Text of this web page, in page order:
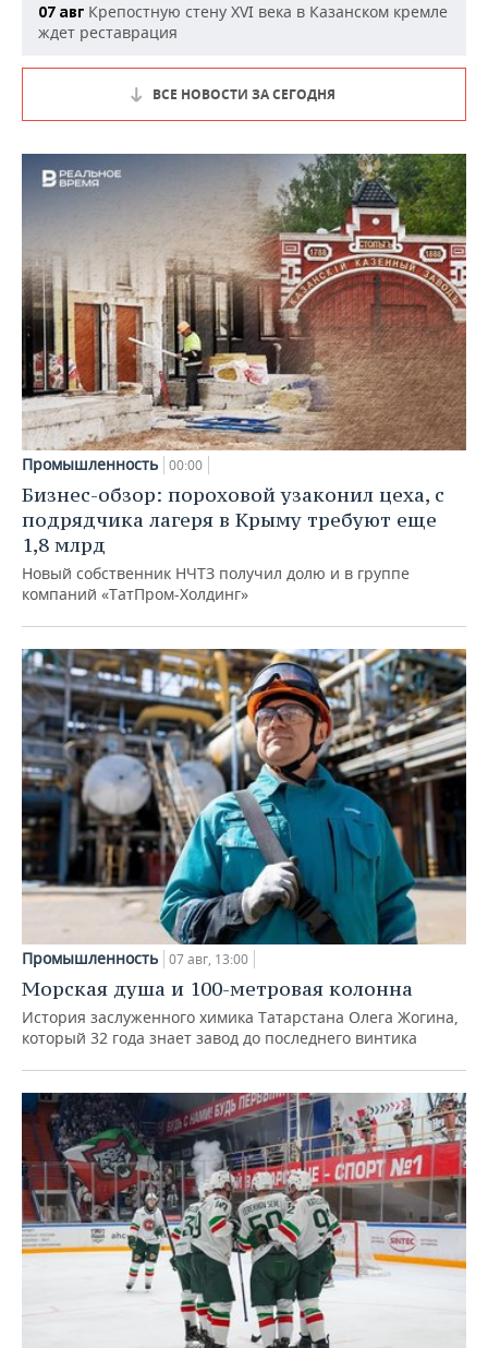
07 авг Крепостную стену XVI века в Казанском кремле
ждет реставрация
ВСЕ НОВОСТИ ЗА СЕГОДНЯ
Промышленность 00:00
Бизнес-обзор: пороховой узаконил цеха, с
подрядчика лагеря в Крыму требуют еще
1,8 млрд
Новый собственник НЧТЗ получил долю и в группе
компаний «ТатПром-Холдинг»
Промышленность 07 авг, 13:00
Морская душа и 100-метровая колонна
История заслуженного химика Татарстана Олега Жогина,
который 32 года знает завод до последнего винтика